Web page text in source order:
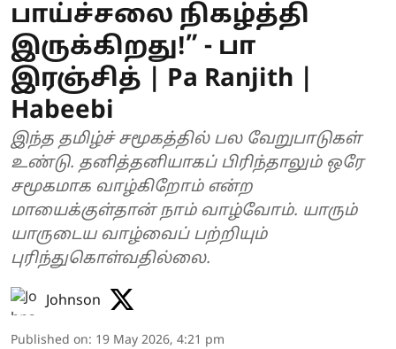
பாய்ச்சலை நிகழ்த்தி
இருக்கிறது!” - பா
இரஞ்சித் | Pa Ranjith |
Habeebi
இந்த தமிழ்ச் சமூகத்தில் பல வேறுபாடுகள்
உண்டு. தனித்தனியாகப் பிரிந்தாலும் ஒரே
சமூகமாக வாழ்கிறோம் என்ற
மாயைக்குள்தான் நாம் வாழ்வோம். யாரும்
யாருடைய வாழ்வைப் பற்றியும்
புரிந்துகொள்வதில்லை.
Johnson
Published on: 19 May 2026, 4:21 pm